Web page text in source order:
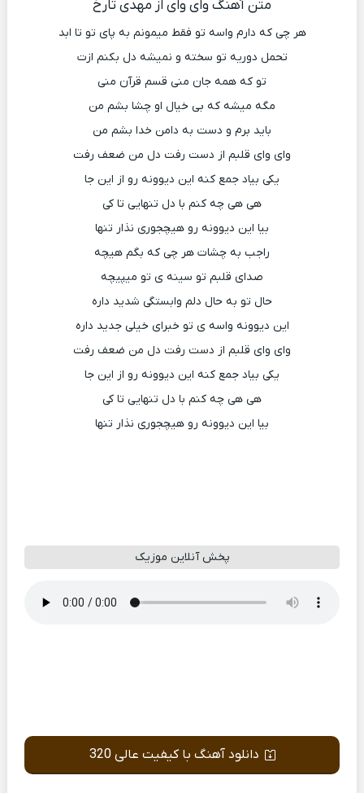
متن آهنگ وای وای از مهدی تارخ
هر چی که دارم واسه تو فقط میمونم به پای تو تا ابد
تحمل دوریه تو سخته و نمیشه دل بکنم ازت
تو که همه جان منی قسم قرآن منی
مگه میشه که بی خیال او چشا بشم من
باید برم و دست به دامن خدا بشم من
وای وای قلبم از دست رفت دل من ضعف رفت
یکی بیاد جمع کنه این دیوونه رو از این جا
هی هی چه کنم با دل تنهایی تا کی
بیا این دیوونه رو هیچجوری نذار تنها
راجب به چشات هر چی که بگم هیچه
صدای قلبم تو سینه ی تو میپیچه
حال تو به حال دلم وابستگی شدید داره
این دیوونه واسه ی تو خبرای خیلی جدید داره
وای وای قلبم از دست رفت دل من ضعف رفت
یکی بیاد جمع کنه این دیوونه رو از این جا
هی هی چه کنم با دل تنهایی تا کی
بیا این دیوونه رو هیچجوری نذار تنها
پخش آنلاین موزیک
دانلود آهنگ با کیفیت عالی 320